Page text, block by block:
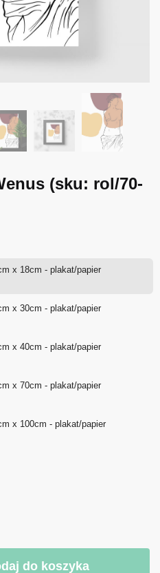
(sku: rol/70-
x 18cm - plakat/papier
x 30cm - plakat/papier
x 40cm - plakat/papier
x 70cm - plakat/papier
x 100cm - plakat/papier
do koszyka